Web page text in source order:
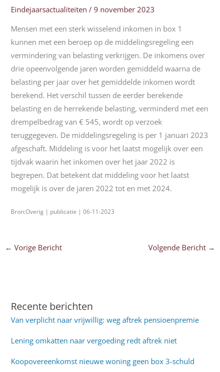
Eindejaarsactualiteiten /9 november 2023
Mensen met een sterk wisselend inkomen in box 1
kunnen met een beroep op de middelingsregeling een
vermindering van belasting verkrijgen. De inkomens over
drie opeenvolgende jaren worden gemiddeld waarna de
belasting per jaar over het gemiddelde inkomen wordt
berekend. Het verschil tussen de eerder berekende
belasting en de herrekende belasting, verminderd met een
drempelbedrag van € 545, wordt op verzoek
teruggegeven. De middelingsregeling is per 1 januari 2023
afgeschaft. Middeling is voor het laatst mogelijk over een
tijdvak waarin het inkomen over het jaar 2022 is
begrepen. Dat betekent dat middeling voor het laatst
mogelijk is over de jaren 2022 tot en met 2024.
Bron:Overig | publicatie | 06-11-2023
← Vorige Bericht Volgende Bericht →
Recente berichten
Van verplicht naar vrijwillig: weg aftrek pensioenpremie
Lening omkatten naar vergoeding redt aftrek niet
Koopovereenkomst nieuwe woning geen box 3-schuld